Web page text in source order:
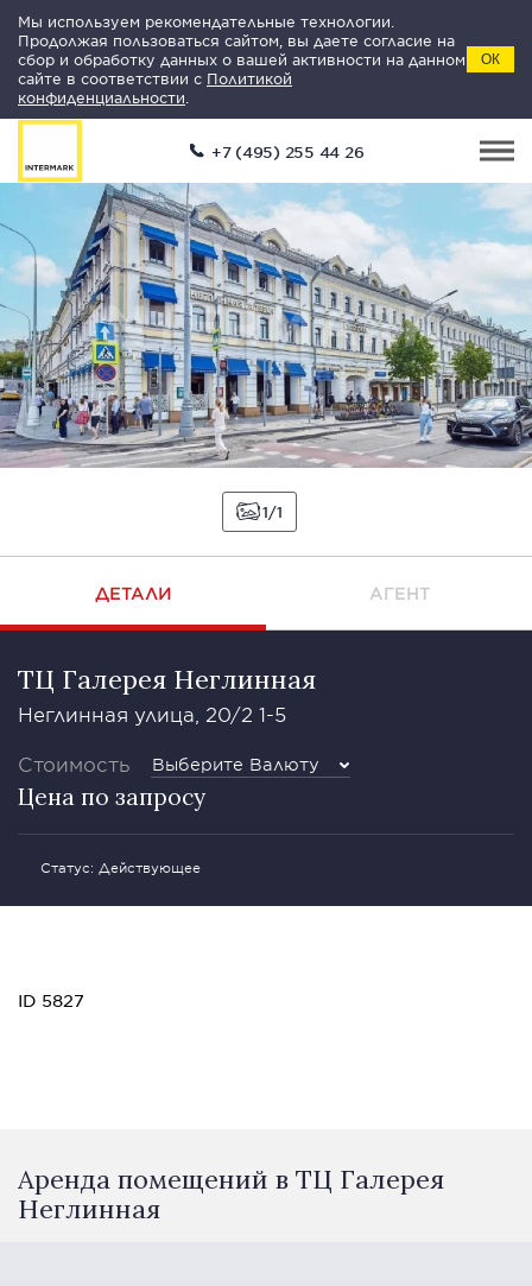
Мы используем рекомендательные технологии.
Продолжая пользоваться сайтом, вы даете согласие на
сбор и обработку данных о вашей активности на данном
сайте в соответствии с Политикой
конфиденциальности
ОК
+7 (495) 255 44 26
1 1
ДЕТАЛИ АГЕНТ
ТЦ Галерея Неглинная
Неглинная улица, 20/2 1-5
Стоимость Выберите Валюту
Цена по запросу
Статус: Действующее
ID 5827
Аренда помещений в ТЦ Галерея
Неглинная